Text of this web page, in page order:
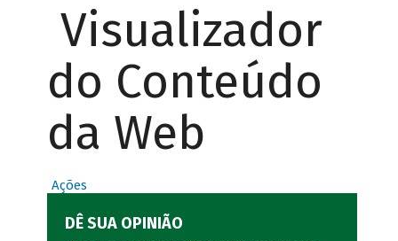
Visualizador
do Conteúdo
da Web
Ações
DÊ SUA OPINIÃO